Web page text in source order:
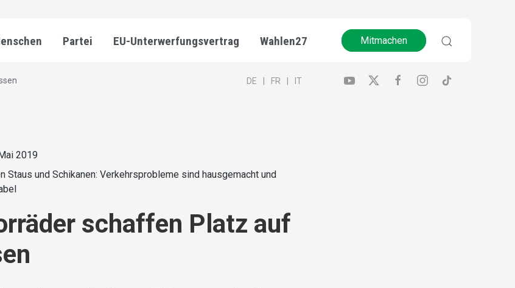
Partei EU-Unterwerfungsvertrag Wahlen27 Mitmachen
DE FR IT
2019
Staus und Schikanen: Verkehrsprobleme sind hausgemacht und
schaffen Platz auf